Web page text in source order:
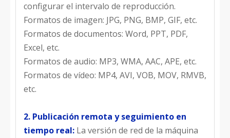
configurar el intervalo de reproducción.
Formatos de imagen: JPG, PNG, BMP, GIF, etc.
Formatos de documentos: Word, PPT, PDF,
Excel, etc.
Formatos de audio: MP3, WMA, AAC, APE, etc.
Formatos de vídeo: MP4, AVI, VOB, MOV, RMVB,
etc.
2. Publicación remota y seguimiento en
tiempo real: La versión de red de la máquina